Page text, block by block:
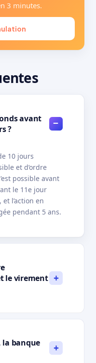
3 minutes.
avant
?
10 jours
et d’ordre
possible avant
le 11e jour
l’action en
pendant 5 ans.
le virement
la banque